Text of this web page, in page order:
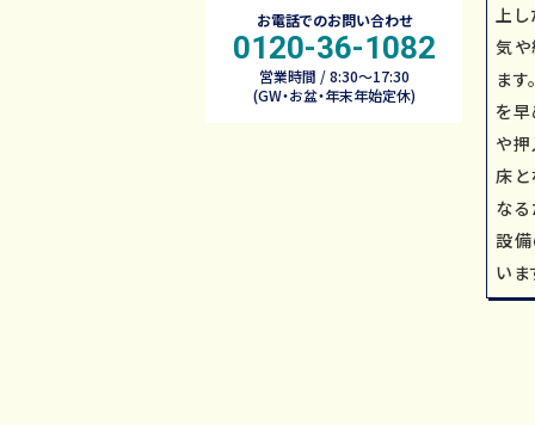
お電話でのお問い合わせ
0120-36-1082
営業時間 / 8:30～17:30
(GW・お盆・年末年始定休)
上
気や
ま
を
や
床と
な
設
いま